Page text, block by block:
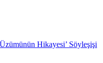
Hikayesi’ Söyleşişi